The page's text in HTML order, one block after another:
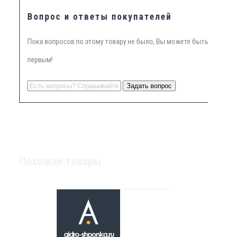
Вопрос и ответы покупателей
Пока вопросов по этому товару не было, Вы можете быть
первым!